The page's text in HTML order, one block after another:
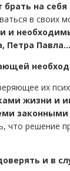
на
в своих
и
их
жизни и
что решение
и в